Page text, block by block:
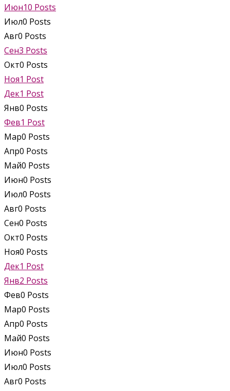
Июн10 Posts
Июл0 Posts
Авг0 Posts
Сен3 Posts
Окт0 Posts
Ноя1 Post
Дек1 Post
Янв0 Posts
Фев1 Post
Мар0 Posts
Апр0 Posts
Май0 Posts
Июн0 Posts
Июл0 Posts
Авг0 Posts
Сен0 Posts
Окт0 Posts
Ноя0 Posts
Дек1 Post
Янв2 Posts
Фев0 Posts
Мар0 Posts
Апр0 Posts
Май0 Posts
Июн0 Posts
Июл0 Posts
Авг0 Posts